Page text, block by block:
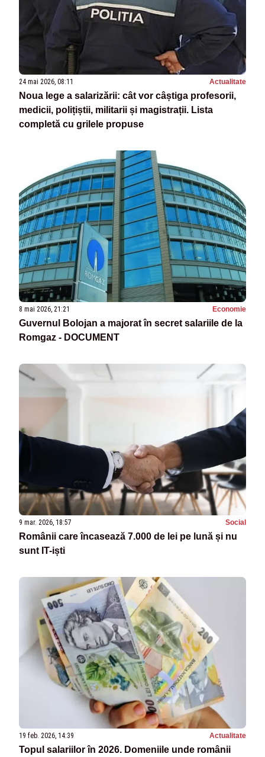
24 mai 2026, 08:11 Actualitate
Noua lege a salarizării: cât vor câștiga profesorii,
medicii, polițiștii, militarii și magistrații. Lista
completă cu grilele propuse
8 mai 2026, 21:21 Economie
Guvernul Bolojan a majorat în secret salariile de la
Romgaz - DOCUMENT
9 mar. 2026, 18:57 Social
Românii care încasează 7.000 de lei pe lună și nu
sunt IT-iști
19 feb. 2026, 14:39 Actualitate
Topul salariilor în 2026. Domeniile unde românii